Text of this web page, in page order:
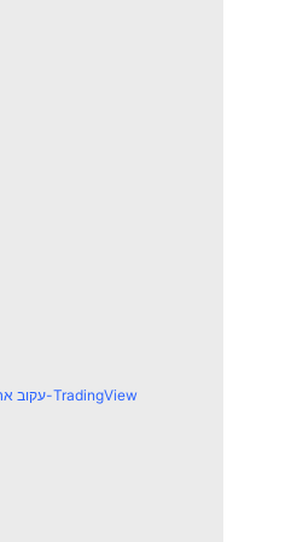
עקוב אחר כל השווקים ב-TradingView